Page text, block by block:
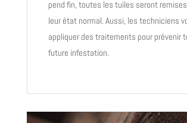
pend fin, toutes les tuiles seront
leur état normal. Aussi, les techniciens
appliquer des traitements pour prévenir
future infestation.